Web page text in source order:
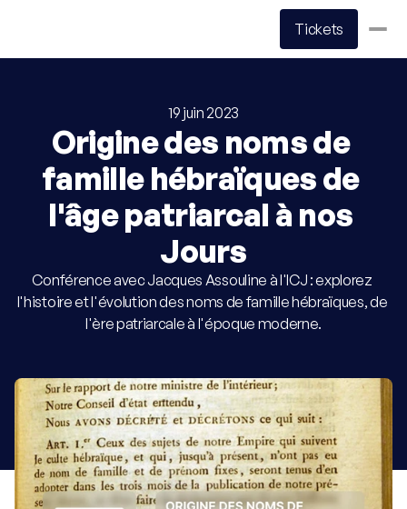
Tickets
Actualités
Contact
Organiser sa visite
Tarifs & réservations
Accessibilité
Programme de la visite
Plan de la visite
19 juin 2023
Origine des noms de
famille hébraïques de
l'âge patriarcal à nos
Jours
Conférence avec Jacques Assouline à l'ICJ : explorez
l'histoire et l'évolution des noms de famille hébraïques, de
l'ère patriarcale à l'époque moderne.